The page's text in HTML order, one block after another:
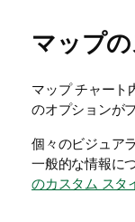
マップ
マップ チャート
のオプションが
個々のビジュア
一般的な情報に
のカスタム スタ